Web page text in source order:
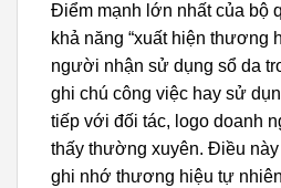
Điểm mạnh lớn nhất của bộ
khả năng “xuất hiện thương
người nhận sử dụng sổ da
ghi chú công việc hay sử
tiếp với đối tác, logo doanh
thấy thường xuyên. Điều
ghi nhớ thương hiệu tự